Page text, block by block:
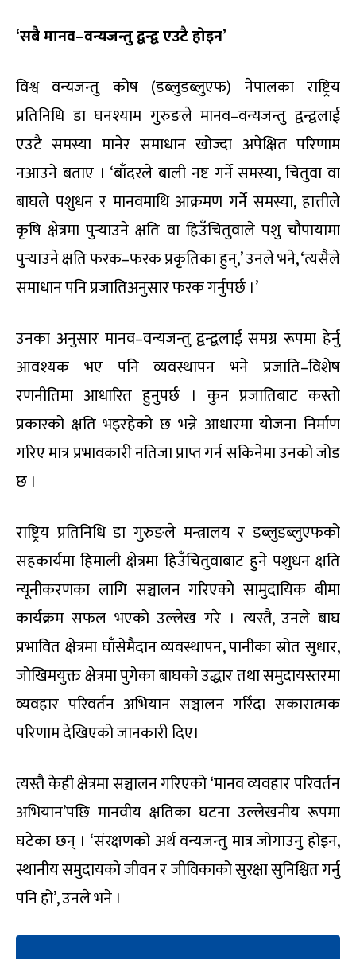
‘सबै मानव–वन्यजन्तु द्वन्द्व एउटै होइन’
विश्व वन्यजन्तु कोष (डब्लुडब्लुएफ) नेपालका राष्ट्रिय
प्रतिनिधि डा घनश्याम गुरुङले मानव–वन्यजन्तु द्वन्द्वलाई
एउटै समस्या मानेर समाधान खोज्दा अपेक्षित परिणाम
नआउने बताए । ‘बाँदरले बाली नष्ट गर्ने समस्या, चितुवा वा
बाघले पशुधन र मानवमाथि आक्रमण गर्ने समस्या, हात्तीले
कृषि क्षेत्रमा पुर्‍याउने क्षति वा हिउँचितुवाले पशु चौपायामा
पुर्‍याउने क्षति फरक–फरक प्रकृतिका हुन्,’ उनले भने, ‘त्यसैले
समाधान पनि प्रजातिअनुसार फरक गर्नुपर्छ ।’
उनका अनुसार मानव–वन्यजन्तु द्वन्द्वलाई समग्र रूपमा हेर्नु
आवश्यक भए पनि व्यवस्थापन भने प्रजाति–विशेष
रणनीतिमा आधारित हुनुपर्छ । कुन प्रजातिबाट कस्तो
प्रकारको क्षति भइरहेको छ भन्ने आधारमा योजना निर्माण
गरिए मात्र प्रभावकारी नतिजा प्राप्त गर्न सकिनेमा उनको जोड
छ ।
राष्ट्रिय प्रतिनिधि डा गुरुङले मन्त्रालय र डब्लुडब्लुएफको
सहकार्यमा हिमाली क्षेत्रमा हिउँचितुवाबाट हुने पशुधन क्षति
न्यूनीकरणका लागि सञ्चालन गरिएको सामुदायिक बीमा
कार्यक्रम सफल भएको उल्लेख गरे । त्यस्तै, उनले बाघ
प्रभावित क्षेत्रमा घाँसेमैदान व्यवस्थापन, पानीका स्रोत सुधार,
जोखिमयुक्त क्षेत्रमा पुगेका बाघको उद्धार तथा समुदायस्तरमा
व्यवहार परिवर्तन अभियान सञ्चालन गरिँदा सकारात्मक
परिणाम देखिएको जानकारी दिए।
त्यस्तै केही क्षेत्रमा सञ्चालन गरिएको ‘मानव व्यवहार परिवर्तन
अभियान’पछि मानवीय क्षतिका घटना उल्लेखनीय रूपमा
घटेका छन् । ‘संरक्षणको अर्थ वन्यजन्तु मात्र जोगाउनु होइन,
स्थानीय समुदायको जीवन र जीविकाको सुरक्षा सुनिश्चित गर्नु
पनि हो’, उनले भने ।